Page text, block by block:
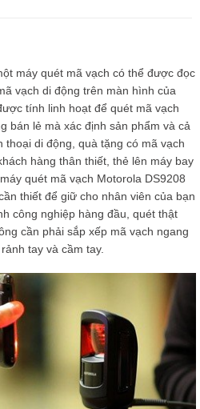
máy quét mã vạch có thể được đọc
vạch di động trên màn hình của
tính linh hoạt để quét mã vạch
bán lẻ mà xác định sản phẩm và cả
thoại di động, quà tặng có mã vạch
hàng thân thiết, thẻ lên máy bay
quét mã vạch Motorola DS9208
thiết để giữ cho nhân viên của bạn
công nghiệp hàng đầu, quét thật
cần phải sắp xếp mã vạch ngang
tay và cầm tay.